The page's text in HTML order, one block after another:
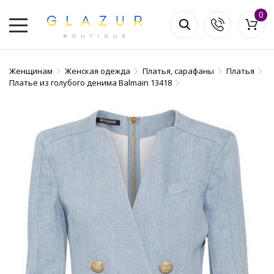
0
Женщинам Женская одежда Платья, сарафаны
Платья
Платье из голубого денима Balmain 13418